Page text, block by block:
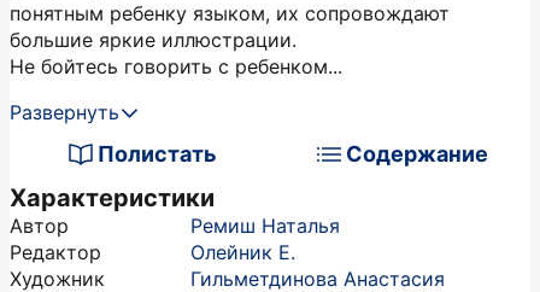
понятным ребенку языком, их сопровождают
большие яркие ил­люстрации.
Не бойтесь говорить с ребенком...
Развернуть
Полистать Содержание
Характеристики
Автор
Ремиш Наталья
Редактор
Олейник Е.
Художник
Гильметдинова Анастасия